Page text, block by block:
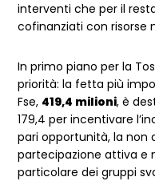
interventi che per il
cofinanziati con risorse
In primo piano per la
priorità: la fetta più
Fse, 419,4 milioni, è
179,4 per incentivare
pari opportunità, la non
partecipazione attiva e
particolare dei gruppi